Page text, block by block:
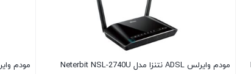
مودم وایرلس ADSL نتنزا مدل Neterbit NSL-2740U